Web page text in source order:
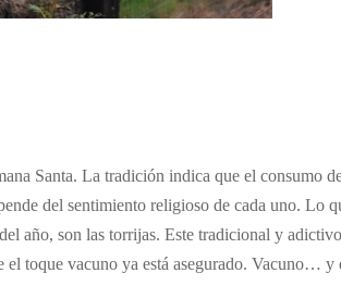
Santa. La tradición indica que el consumo
del sentimiento religioso de cada uno. Lo
año, son las torrijas. Este tradicional y
el toque vacuno ya está asegurado. Vacuno… y